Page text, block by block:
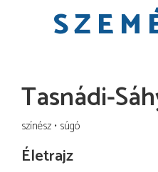
Tasnádi-
színész súgó
Életrajz